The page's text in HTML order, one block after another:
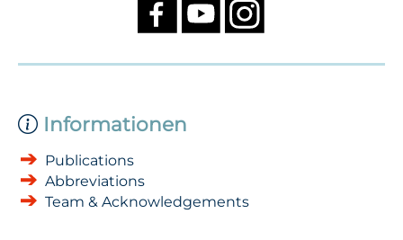
Informationen
Publications
Abbreviations
Team & Acknowledgements